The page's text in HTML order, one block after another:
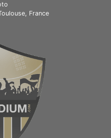
France